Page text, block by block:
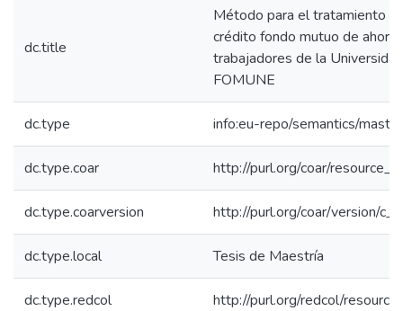
dc.title
Método para el tratamiento
crédito fondo mutuo de
trabajadores de la
FOMUNE
dc.type info:eu-repo/semantics/
dc.type.coar http://purl.org/coar/
dc.type.coarversion http://purl.org/coar/version/
dc.type.local Tesis de Maestría
dc.type.redcol http://purl.org/redcol/